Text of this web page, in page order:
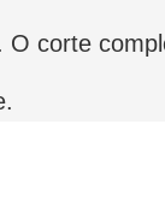
corte